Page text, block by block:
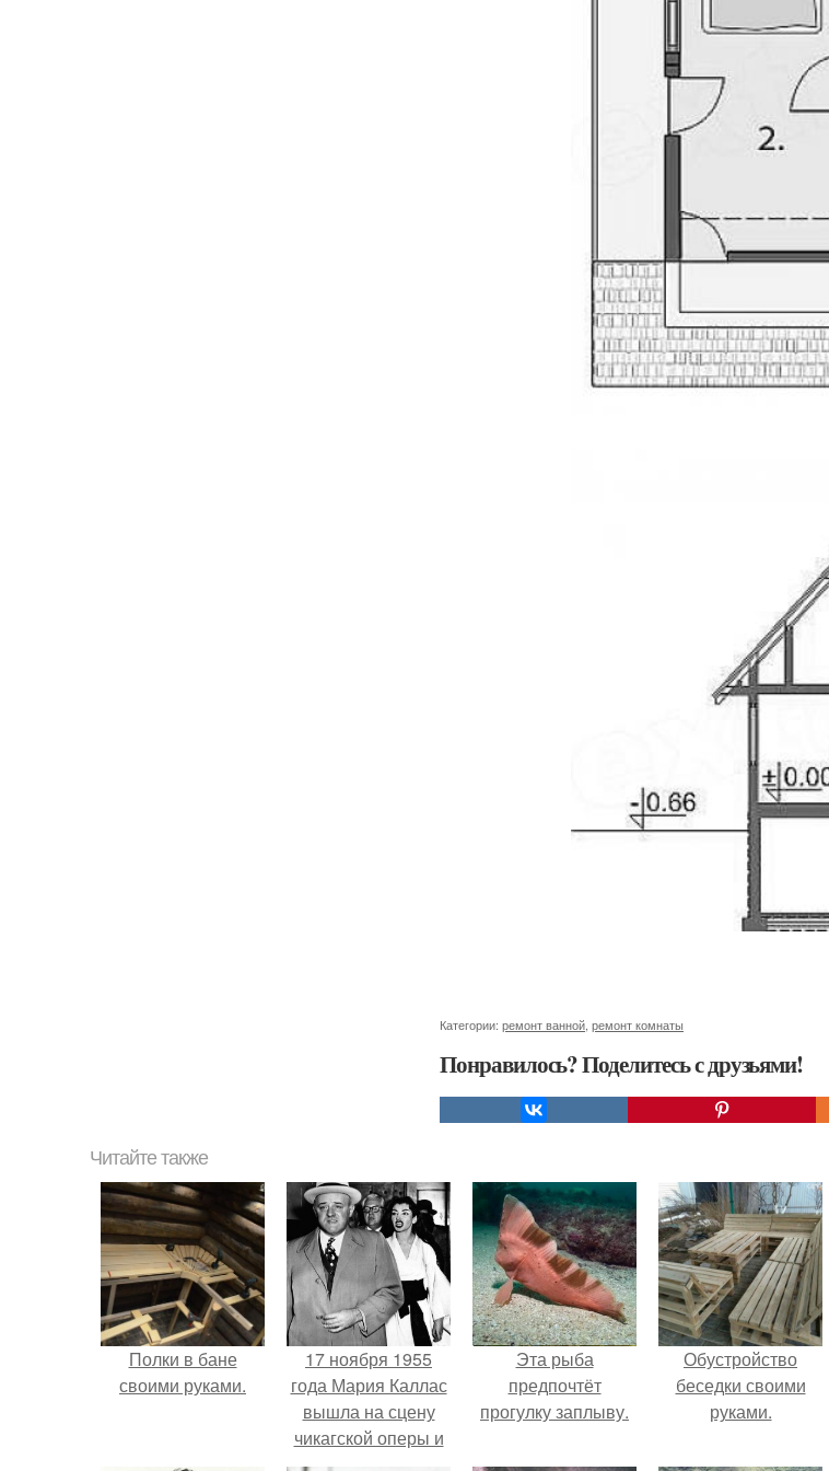
Категории: ремонт ванной, ремонт комнаты
Понравилось? Поделитесь с друзьями!
Читайте также
Полки в бане
своими руками.
17 ноября 1955
года Мария Каллас
вышла на сцену
чикагской оперы и
сорвала овации.
Эта рыба
предпочтёт
прогулку заплыву.
Обустройство
беседки своими
руками.